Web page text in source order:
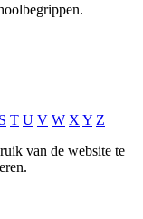
S T U V W X Y Z
van de website te